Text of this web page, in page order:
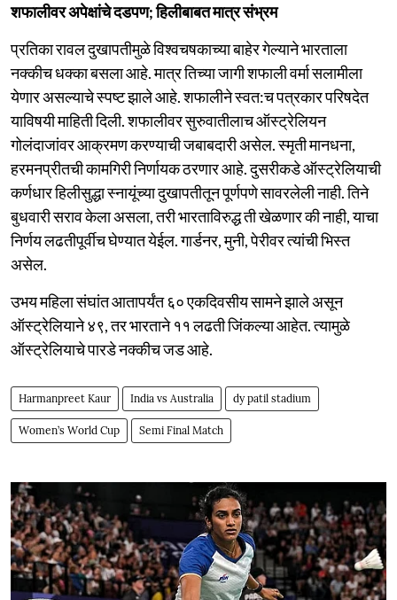
शफालीवर अपेक्षांचे दडपण; हिलीबाबत मात्र संभ्रम
प्रतिका रावल दुखापतीमुळे विश्वचषकाच्या बाहेर गेल्याने भारताला
नक्कीच धक्का बसला आहे. मात्र तिच्या जागी शफाली वर्मा सलामीला
येणार असल्याचे स्पष्ट झाले आहे. शफालीने स्वत:च पत्रकार परिषदेत
याविषयी माहिती दिली. शफालीवर सुरुवातीलाच ऑस्ट्रेलियन
गोलंदाजांवर आक्रमण करण्याची जबाबदारी असेल. स्मृती मानधना,
हरमनप्रीतची कामगिरी निर्णायक ठरणार आहे. दुसरीकडे ऑस्ट्रेलियाची
कर्णधार हिलीसुद्धा स्नायूंच्या दुखापतीतून पूर्णपणे सावरलेली नाही. तिने
बुधवारी सराव केला असला, तरी भारताविरुद्ध ती खेळणार की नाही, याचा
निर्णय लढतीपूर्वीच घेण्यात येईल. गार्डनर, मुनी, पेरीवर त्यांची भिस्त
असेल.
उभय महिला संघांत आतापर्यंत ६० एकदिवसीय सामने झाले असून
ऑस्ट्रेलियाने ४९, तर भारताने ११ लढती जिंकल्या आहेत. त्यामुळे
ऑस्ट्रेलियाचे पारडे नक्कीच जड आहे.
Harmanpreet Kaur India vs Australia dy patil stadium
Women’s World Cup Semi Final Match